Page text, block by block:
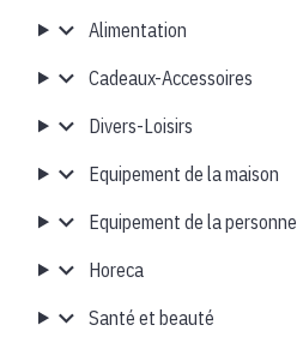
Alimentation
Cadeaux-Accessoires
Divers-Loisirs
Equipement de la maison
Equipement de la personne
Horeca
Santé et beauté